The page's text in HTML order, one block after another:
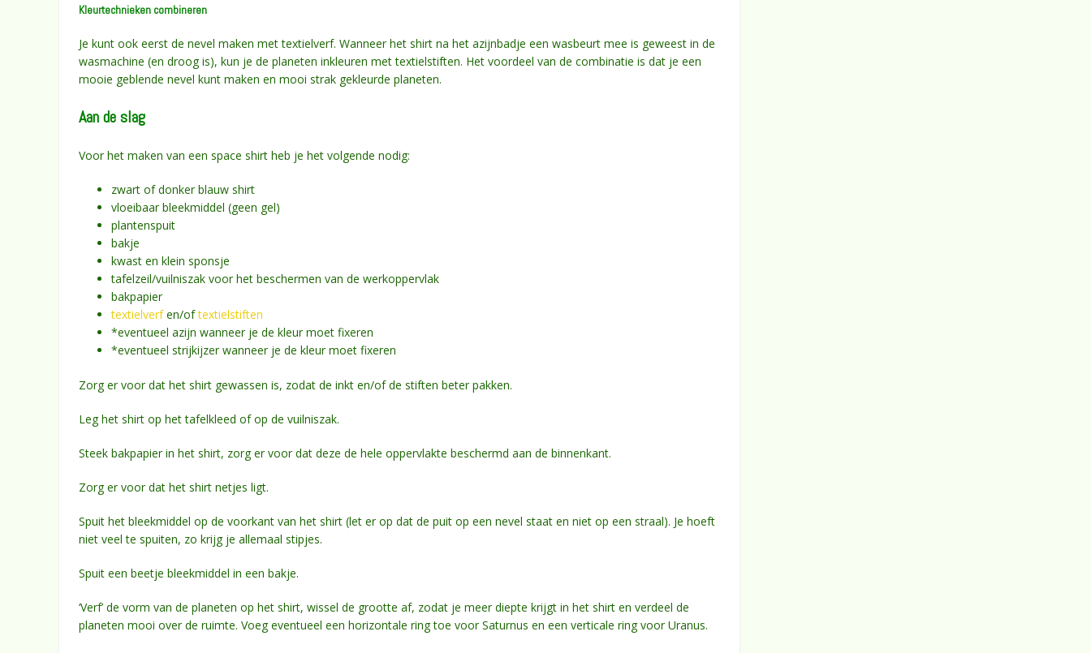
Kleurtechnieken combineren
Je kunt ook eerst de nevel maken met textielverf. Wanneer het shirt na het azijnbadje een wasbeurt mee is geweest in de
wasmachine (en droog is), kun je de planeten inkleuren met textielstiften. Het voordeel van de combinatie is dat je een
mooie geblende nevel kunt maken en mooi strak gekleurde planeten.
Aan de slag
Voor het maken van een space shirt heb je het volgende nodig:
zwart of donker blauw shirt
vloeibaar bleekmiddel (geen gel)
plantenspuit
bakje
kwast en klein sponsje
tafelzeil/vuilniszak voor het beschermen van de werkoppervlak
bakpapier
textielverfen/oftextielstiften
*eventueel azijn wanneer je de kleur moet fixeren
*eventueel strijkijzer wanneer je de kleur moet fixeren
Zorg er voor dat het shirt gewassen is, zodat de inkt en/of de stiften beter pakken.
Leg het shirt op het tafelkleed of op de vuilniszak.
Steek bakpapier in het shirt, zorg er voor dat deze de hele oppervlakte beschermd aan de binnenkant.
Zorg er voor dat het shirt netjes ligt.
Spuit het bleekmiddel op de voorkant van het shirt (let er op dat de puit op een nevel staat en niet op een straal). Je hoeft
niet veel te spuiten, zo krijg je allemaal stipjes.
Spuit een beetje bleekmiddel in een bakje.
‘Verf’ de vorm van de planeten op het shirt, wissel de grootte af, zodat je meer diepte krijgt in het shirt en verdeel de
planeten mooi over de ruimte. Voeg eventueel een horizontale ring toe voor Saturnus en een verticale ring voor Uranus.